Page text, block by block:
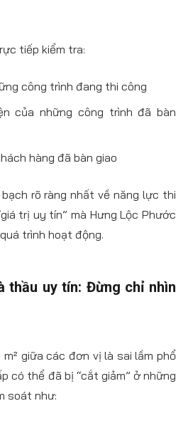
tiếp kiểm tra:
công trình đang thi công
của những công trình đã bàn
hàng đã bàn giao
rõ ràng nhất về năng lực thi
trị uy tín” mà Hưng Lộc Phước
trình hoạt động.
thầu uy tín: Đừng chỉ nhìn
giữa các đơn vị là sai lầm phổ
có thể đã bị “cắt giảm” ở những
soát như: